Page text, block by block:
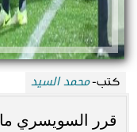
كتب-محمد السيد
قرر السويسري